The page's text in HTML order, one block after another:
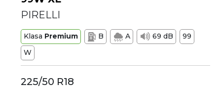
PIRELLI
Klasa Premium B A 69 dB
99
W
225/50 R18